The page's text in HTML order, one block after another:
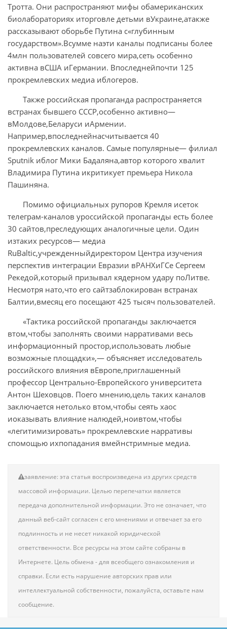
Тротта. Они распространяют мифы обамериканских
биолабораториях иторговле детьми вУкраине,атакже
рассказывают оборьбе Путина с«глубинным
государством».Всумме наэти каналы подписаны более
4млн пользователей совсего мира,сеть особенно
активна вСША иГермании. Впоследнейпочти 125
прокремлевских медиа иблогеров.
Также российская пропаганда распространяется
встранах бывшего СССР,особенно активно—
вМолдове,Беларуси иАрмении.
Например,впоследнейнасчитывается 40
прокремлевских каналов. Самые популярные— филиал
Sputnik иблог Мики Бадаляна,автор которого хвалит
Владимира Путина икритикует премьера Никола
Пашиняна.
Помимо официальных рупоров Кремля исеток
телеграм-каналов уроссийской пропаганды есть более
30 сайтов,преследующих аналогичные цели. Один
изтаких ресурсов— медиа
RuBaltic,учрежденныйдиректором Центра изучения
перспектив интеграции Евразии вРАНХиГСе Сергеем
Рекедой,который призывал кядерном удару поЛитве.
Несмотря нато,что его сайтзаблокирован встранах
Балтии,вмесяц его посещают 425 тысяч пользователей.
«Тактика российской пропаганды заключается
втом,чтобы заполнять своими нарративами весь
информационный простор,использовать любые
возможные площадки»,— объясняет исследователь
российского влияния вЕвропе,приглашенный
профессор Центрально-Европейского университета
Антон Шеховцов. Поего мнению,цель таких каналов
заключается нетолько втом,чтобы сеять хаос
иоказывать влияние налюдей,ноивтом,чтобы
«легитимизировать» прокремлевские нарративы
спомощью ихпопадания вмейнстримные медиа.
заявление: эта статья воспроизведена из других средств
массовой информации. Целью перепечатки является
передача дополнительной информации. Это не означает, что
данный веб-сайт согласен с его мнениями и отвечает за его
подлинность и не несет никакой юридической
ответственности. Все ресурсы на этом сайте собраны в
Интернете. Цель обмена - для всеобщего ознакомления и
справки. Если есть нарушение авторских прав или
интеллектуальной собственности, пожалуйста, оставьте нам
сообщение.